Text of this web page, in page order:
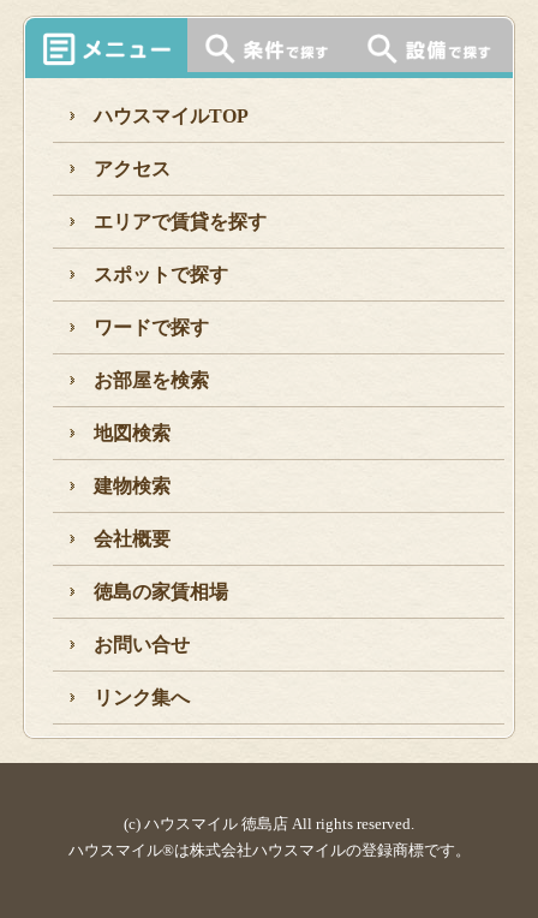
ハウスマイルTOP
アクセス
エリアで賃貸を探す
スポットで探す
ワードで探す
お部屋を検索
地図検索
建物検索
会社概要
徳島の家賃相場
お問い合せ
リンク集へ
(c) ハウスマイル 徳島店 All rights reserved.
ハウスマイル®は株式会社ハウスマイルの登録商標です。